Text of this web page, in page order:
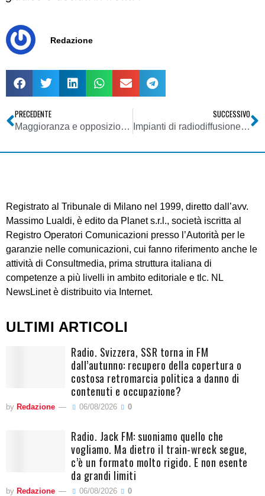
Redazione
PRECEDENTE
Maggioranza e opposizione si scontrano riguardo il ddl sul cinema
SUCCESSIVO
Impianti di radiodiffusione e tlc nella regione Sicilia – adeguamenti e comunicazioni relativi agli impianti radioelettrici installati, ai sensi del Decreto assessoriale 21 febbraio 2007
Registrato al Tribunale di Milano nel 1999, diretto dall’avv.
Massimo Lualdi, è edito da Planet s.r.l., società iscritta al
Registro Operatori Comunicazioni presso l’Autorità per le
garanzie nelle comunicazioni, cui fanno riferimento anche le
attività di Consultmedia, prima struttura italiana di
competenze a più livelli in ambito editoriale e tlc. NL
NewsLinet è distribuito via Internet.
ULTIMI ARTICOLI
Radio. Svizzera, SSR torna in FM
dall’autunno: recupero della copertura o
costosa retromarcia politica a danno di
contenuti e occupazione?
by Redazione 06/08/2026 0
Radio. Jack FM: suoniamo quello che
vogliamo. Ma dietro il train-wreck segue,
c’è un formato molto rigido. E non esente
da grandi limiti
by Redazione 06/08/2026 0